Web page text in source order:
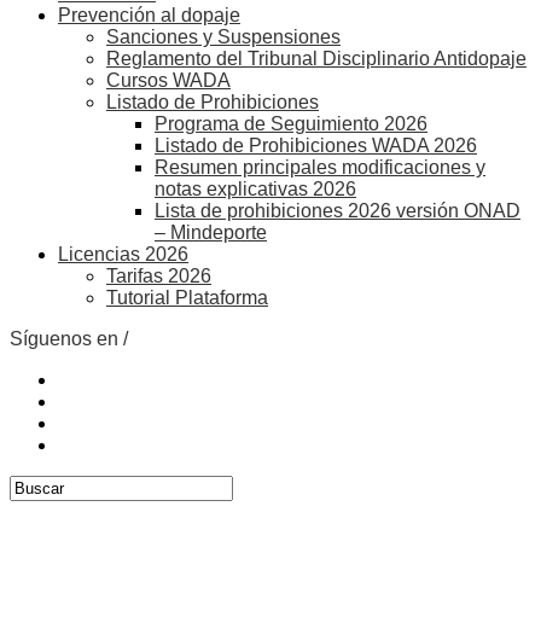
Prevención al dopaje
Sanciones y Suspensiones
Reglamento del Tribunal Disciplinario Antidopaje
Cursos WADA
Listado de Prohibiciones
Programa de Seguimiento 2026
Listado de Prohibiciones WADA 2026
Resumen principales modificaciones y
notas explicativas 2026
Lista de prohibiciones 2026 versión ONAD
– Mindeporte
Licencias 2026
Tarifas 2026
Tutorial Plataforma
Síguenos en /